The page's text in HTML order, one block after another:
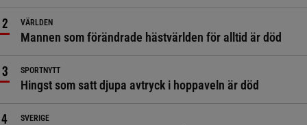
VÄRLDEN
Mannen som förändrade hästvärlden för alltid är död
SPORTNYTT
Hingst som satt djupa avtryck i hoppaveln är död
SVERIGE